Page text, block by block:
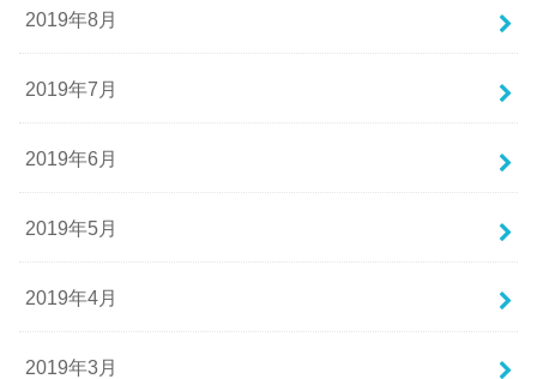
2019年8月
2019年7月
2019年6月
2019年5月
2019年4月
2019年3月